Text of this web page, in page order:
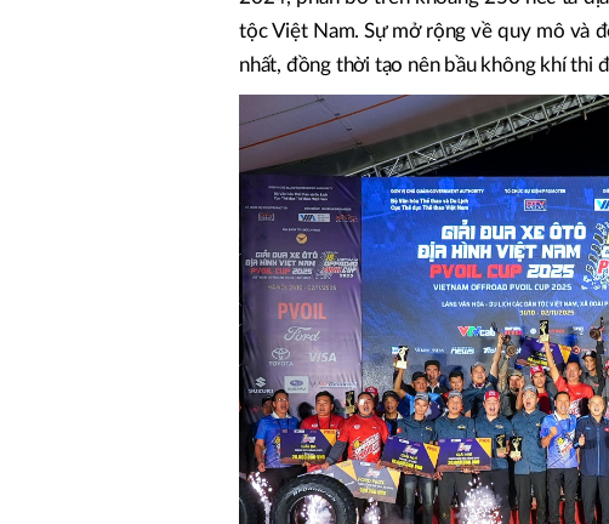
tộc Việt Nam. Sự mở rộng về quy mô và
nhất, đồng thời tạo nên bầu không khí thi